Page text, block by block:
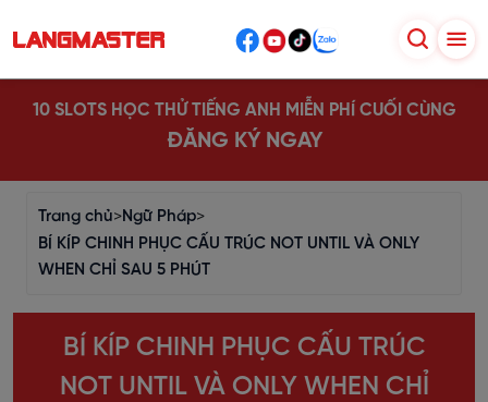
10 SLOTS HỌC THỬ TIẾNG ANH MIỄN PHÍ CUỐI CÙNG
ĐĂNG KÝ NGAY
Trang chủ>Ngữ Pháp>
BÍ KÍP CHINH PHỤC CẤU TRÚC NOT UNTIL VÀ ONLY
WHEN CHỈ SAU 5 PHÚT
BÍ KÍP CHINH PHỤC CẤU TRÚC
NOT UNTIL VÀ ONLY WHEN CHỈ